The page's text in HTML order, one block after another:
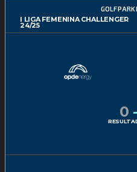
I LIGA FEMENINA CHALLENGER
24/25
GOLF
0 -